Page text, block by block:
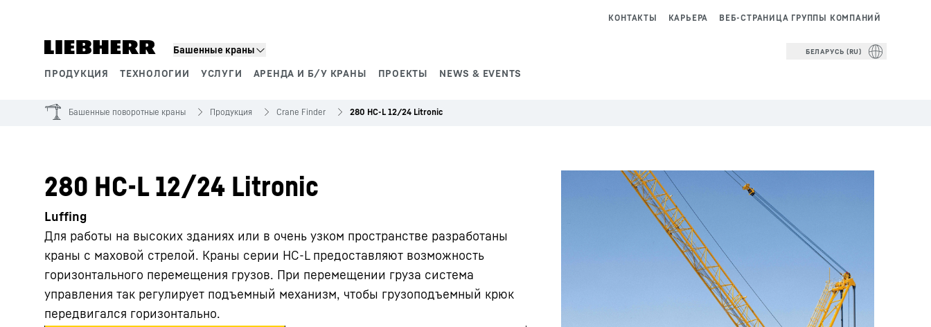
Башенные краны
ПРОДУКЦИЯ
ТЕХНОЛОГИИ УСЛУГИ АРЕНДА И Б/У КРАНЫ ПРОЕКТЫ NEWS & EVENTS
ВЕБ-СТРАНИЦА ГРУППЫ КОМПАНИЙ
КАРЬЕРА
КОНТАКТЫ
БЕЛАРУСЬ (RU)
Башенные поворотные краны Продукция Crane Finder 280 HC-L 12/24 Litronic
280 HC-L 12/24 Litronic
Luffing
Для работы на высоких зданиях или в очень узком пространстве разработаны
краны с маховой стрелой. Краны серии HC-L предоставляют возможность
горизонтального перемещения грузов. При перемещении груза система
управления так регулирует подъемный механизм, чтобы грузоподъемный крюк
передвигался горизонтально.